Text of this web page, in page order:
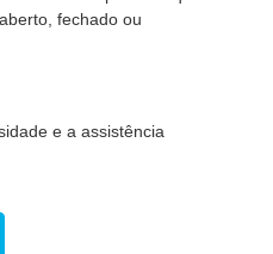
fechado ou
e a assistência